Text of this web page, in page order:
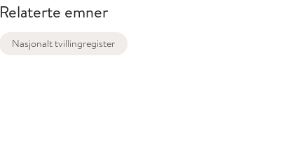
Relaterte emner
Nasjonalt tvillingregister